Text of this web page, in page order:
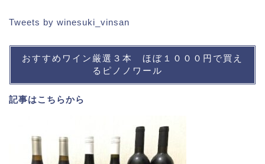
Tweets by winesuki_vinsan
おすすめワイン厳選３本 ほぼ１０００円で買え
るピノノワール
記事はこちらから